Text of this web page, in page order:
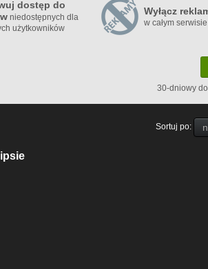
dostęp do
niedostępnych dla
użytkowników
Wyłącz
w całym serwisie
30-dniowy
Sortuj po: